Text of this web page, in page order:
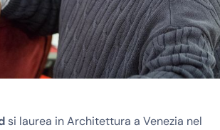
si laurea in Architettura a Venezia nel